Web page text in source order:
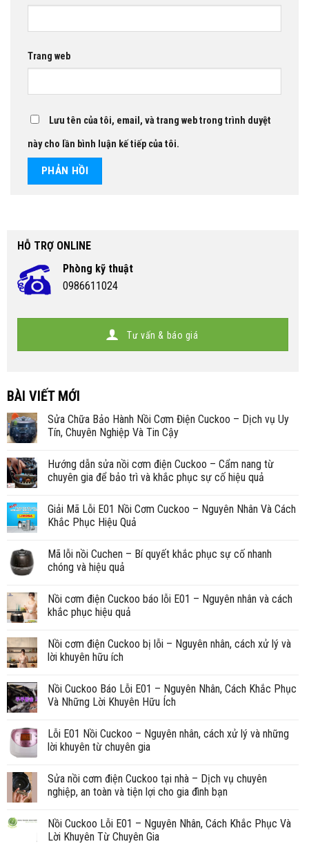
Trang web
Lưu tên của tôi, email, và trang web trong trình duyệt
này cho lần bình luận kế tiếp của tôi.
HỖ TRỢ ONLINE
Phòng kỹ thuật
0986611024
Tư vấn & báo giá
BÀI VIẾT MỚI
Sửa Chữa Bảo Hành Nồi Cơm Điện Cuckoo – Dịch vụ Uy
Tín, Chuyên Nghiệp Và Tin Cậy
Hướng dẫn sửa nồi cơm điện Cuckoo – Cẩm nang từ
chuyên gia để bảo trì và khắc phục sự cố hiệu quả
Giải Mã Lỗi E01 Nồi Cơm Cuckoo – Nguyên Nhân Và Cách
Khắc Phục Hiệu Quả
Mã lỗi nồi Cuchen – Bí quyết khắc phục sự cố nhanh
chóng và hiệu quả
Nồi cơm điện Cuckoo báo lỗi E01 – Nguyên nhân và cách
khắc phục hiệu quả
Nồi cơm điện Cuckoo bị lỗi – Nguyên nhân, cách xử lý và
lời khuyên hữu ích
Nồi Cuckoo Báo Lỗi E01 – Nguyên Nhân, Cách Khắc Phục
Và Những Lời Khuyên Hữu Ích
Lỗi E01 Nồi Cuckoo – Nguyên nhân, cách xử lý và những
lời khuyên từ chuyên gia
Sửa nồi cơm điện Cuckoo tại nhà – Dịch vụ chuyên
nghiệp, an toàn và tiện lợi cho gia đình bạn
Nồi Cuckoo Lỗi E01 – Nguyên Nhân, Cách Khắc Phục Và
Lời Khuyên Từ Chuyên Gia